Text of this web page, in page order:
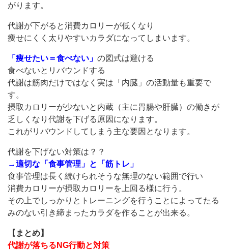
がります。
代謝が下がると消費カロリーが低くなり
痩せにくく太りやすいカラダになってしまいます。
「痩せたい＝食べない」 の図式は避ける
食べないとリバウンドする
代謝は筋肉だけではなく実は「内臓」の活動量も重要で
す。
摂取カロリーが少ないと内蔵（主に胃腸や肝臓）の働きが
乏しくなり代謝を下げる原因になります。
これがリバウンドしてしまう主な要因となります。
代謝を下げない対策は？？
→適切な「食事管理」と「筋トレ」
食事管理は長く続けられそうな無理のない範囲で行い
消費カロリーが摂取カロリーを上回る様に行う。
その上でしっかりとトレーニングを行うことによってたる
みのない引き締まったカラダを作ることが出来る。
【まとめ】
代謝が落ちるNG行動と対策